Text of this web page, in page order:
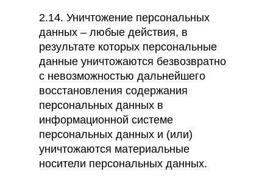
2.14. Уничтожение персональных
данных – любые действия, в
результате которых персональные
данные уничтожаются безвозвратно
с невозможностью дальнейшего
восстановления содержания
персональных данных в
информационной системе
персональных данных и (или)
уничтожаются материальные
носители персональных данных.